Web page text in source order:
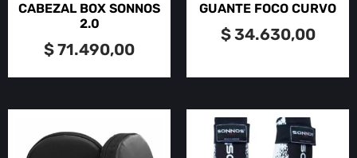
CABEZAL BOX SONNOS
2.0
$71.490,00
GUANTE FOCO CURVO
$34.630,00